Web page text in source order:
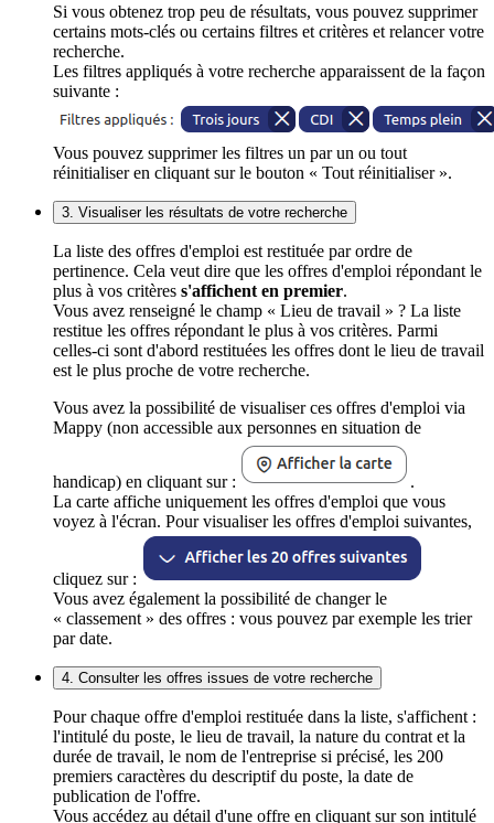
Si vous obtenez trop peu de résultats, vous pouvez supprimer
certains mots-clés ou certains filtres et critères et relancer votre
recherche.
Les filtres appliqués à votre recherche apparaissent de la façon
suivante :
Vous pouvez supprimer les filtres un par un ou tout
réinitialiser en cliquant sur le bouton « Tout réinitialiser ».
3. Visualiser les résultats de votre recherche
La liste des offres d'emploi est restituée par ordre de
pertinence. Cela veut dire que les offres d'emploi répondant le
plus à vos critères s'affichent en premier.
Vous avez renseigné le champ « Lieu de travail » ? La liste
restitue les offres répondant le plus à vos critères. Parmi
celles-ci sont d'abord restituées les offres dont le lieu de travail
est le plus proche de votre recherche.
Vous avez la possibilité de visualiser ces offres d'emploi via
Mappy (non accessible aux personnes en situation de
handicap) en cliquant sur :
.
La carte affiche uniquement les offres d'emploi que vous
voyez à l'écran. Pour visualiser les offres d'emploi suivantes,
cliquez sur :
Vous avez également la possibilité de changer le
« classement » des offres : vous pouvez par exemple les trier
par date.
4. Consulter les offres issues de votre recherche
Pour chaque offre d'emploi restituée dans la liste, s'affichent :
l'intitulé du poste, le lieu de travail, la nature du contrat et la
durée de travail, le nom de l'entreprise si précisé, les 200
premiers caractères du descriptif du poste, la date de
publication de l'offre.
Vous accédez au détail d'une offre en cliquant sur son intitulé